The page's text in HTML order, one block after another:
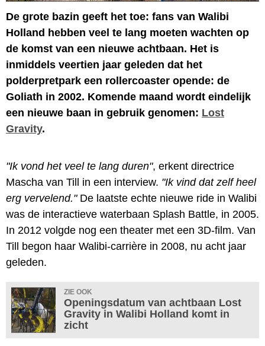
De grote bazin geeft het toe: fans van Walibi
Holland hebben veel te lang moeten wachten op
de komst van een nieuwe achtbaan. Het is
inmiddels veertien jaar geleden dat het
polderpretpark een rollercoaster opende: de
Goliath in 2002. Komende maand wordt eindelijk
een nieuwe baan in gebruik genomen: Lost
Gravity.
"Ik vond het veel te lang duren", erkent directrice
Mascha van Till in een interview. "Ik vind dat zelf heel
erg vervelend."De laatste echte nieuwe ride in Walibi
was de interactieve waterbaan Splash Battle, in 2005.
In 2012 volgde nog een theater met een 3D-film. Van
Till begon haar Walibi-carrière in 2008, nu acht jaar
geleden.
ZIE OOK
Openingsdatum van achtbaan Lost
Gravity in Walibi Holland komt in
zicht